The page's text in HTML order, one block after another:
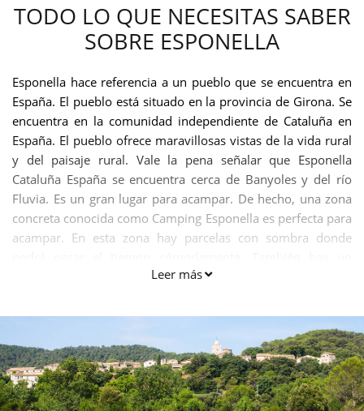
TODO LO QUE NECESITAS SABER
SOBRE ESPONELLA
Esponella hace referencia a un pueblo que se encuentra en
España. El pueblo está situado en la provincia de Girona. Se
encuentra en la comunidad independiente de Cataluña en
España. El pueblo ofrece maravillosas vistas de la vida rural
y del paisaje rural. Vale la pena señalar que Esponella
Cataluña España se encuentra cerca de Banyoles y del río
Fluvia. Es un gran lugar para acampar. De hecho, una zona
concreta conocida como Camping Esponella es perfecta para
acampar. En esta zona hay parcelas con sombra donde
parque infantil y una pista deportiva para el completo
Leer más